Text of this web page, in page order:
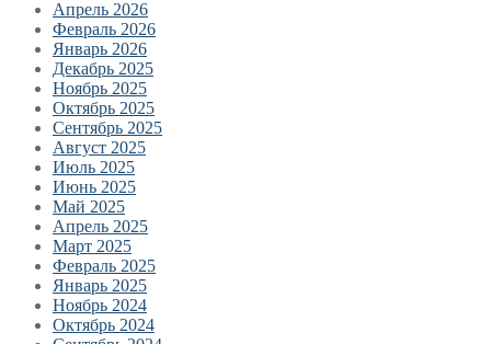
Апрель 2026
Февраль 2026
Январь 2026
Декабрь 2025
Ноябрь 2025
Октябрь 2025
Сентябрь 2025
Август 2025
Июль 2025
Июнь 2025
Май 2025
Апрель 2025
Март 2025
Февраль 2025
Январь 2025
Ноябрь 2024
Октябрь 2024